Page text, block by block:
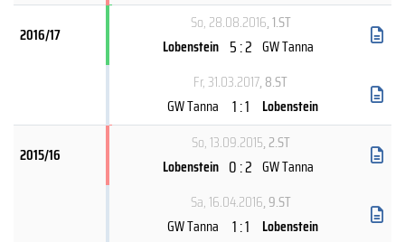
2016/17
So, 28.08.2016, 1.ST
Lobenstein 5 : 2 GW Tanna
Fr, 31.03.2017, 8.ST
GW Tanna
1 : 1 Lobenstein
2015/16
So, 13.09.2015, 2.ST
Lobenstein 0 : 2 GW Tanna
Sa, 16.04.2016, 9.ST
GW Tanna
1 : 1 Lobenstein